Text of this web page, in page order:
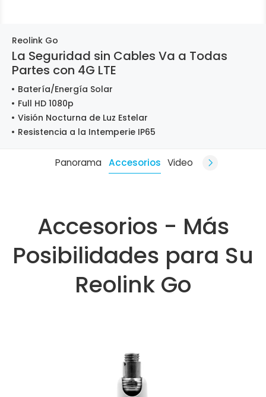
Reolink Go
La Seguridad sin Cables Va a Todas
Partes con 4G LTE
Batería/Energía Solar
Full HD 1080p
Visión Nocturna de Luz Estelar
Resistencia a la Intemperie IP65
Panorama Accesorios Video
Accesorios - Más
Posibilidades para Su
Reolink Go